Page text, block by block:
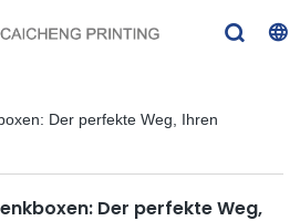
Der perfekte Weg, Ihren
Der perfekte Weg,